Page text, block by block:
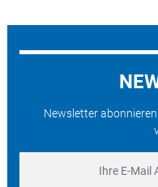
Newsletter